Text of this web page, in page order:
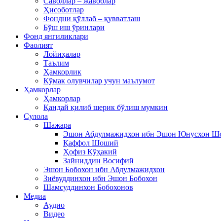
Ҳисоботлар
Фондни қўллаб – қувватлаш
Бўш иш ўринлари
Фонд янгиликлари
Фаолият
Лойиҳалар
Таълим
Ҳамкорлик
Кўмак олувчилар учун маълумот
Ҳамкорлар
Ҳамкорлар
Қандай қилиб шерик бўлиш мумкин
Сулола
Шажара
Эшон Абдулмажидхон ибн Эшон Юнусхон
Қаффол Шоший
Ҳофиз Кўҳакий
Зайниддин Восифий
Эшон Бобохон ибн Абдулмажидхон
Зиёвуддинхон ибн Эшон Бобохон
Шамсуддинхон Бобохонов
Медиа
Аудио
Видео